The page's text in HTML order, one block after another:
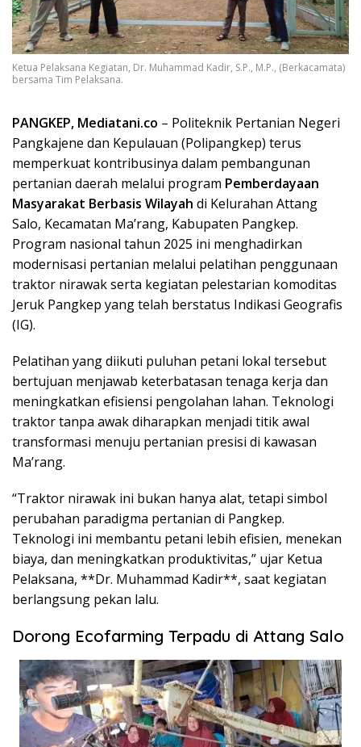
Ketua Pelaksana Kegiatan, Dr. Muhammad Kadir, S.P., M.P., (Berkacamata)
bersama Tim Pelaksana.
PANGKEP, Mediatani.co – Politeknik Pertanian Negeri
Pangkajene dan Kepulauan (Polipangkep) terus
memperkuat kontribusinya dalam pembangunan
pertanian daerah melalui program Pemberdayaan
Masyarakat Berbasis Wilayah di Kelurahan Attang
Salo, Kecamatan Ma’rang, Kabupaten Pangkep.
Program nasional tahun 2025 ini menghadirkan
modernisasi pertanian melalui pelatihan penggunaan
traktor nirawak serta kegiatan pelestarian komoditas
Jeruk Pangkep yang telah berstatus Indikasi Geografis
(IG).
Pelatihan yang diikuti puluhan petani lokal tersebut
bertujuan menjawab keterbatasan tenaga kerja dan
meningkatkan efisiensi pengolahan lahan. Teknologi
traktor tanpa awak diharapkan menjadi titik awal
transformasi menuju pertanian presisi di kawasan
Ma’rang.
“Traktor nirawak ini bukan hanya alat, tetapi simbol
perubahan paradigma pertanian di Pangkep.
Teknologi ini membantu petani lebih efisien, menekan
biaya, dan meningkatkan produktivitas,” ujar Ketua
Pelaksana, **Dr. Muhammad Kadir**, saat kegiatan
berlangsung pekan lalu.
Dorong Ecofarming Terpadu di Attang Salo